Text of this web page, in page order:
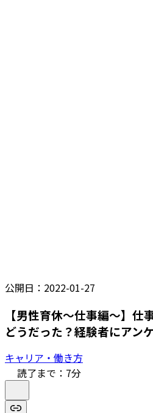
公開日： 2022-01-27
【男性育休～仕事編～】仕
どうだった？経験者にアン
キャリア・働き方
読了まで： 7分